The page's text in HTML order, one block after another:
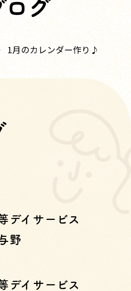
ログ
1月のカレンダー作り♪
デイサービス
野
デイサービス